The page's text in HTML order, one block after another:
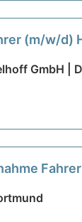
(m/w/d)
GmbH |